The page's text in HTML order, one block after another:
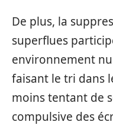
De plus, la
superflues
environnement
faisant le tri dans
moins tentant de
compulsive des